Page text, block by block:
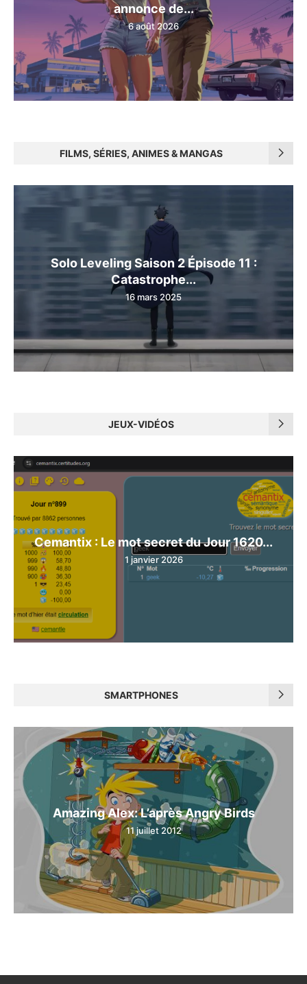
annonce de...
6 août 2026
FILMS, SÉRIES, ANIMES & MANGAS
Solo Leveling Saison 2 Épisode 11 :
Catastrophe...
16 mars 2025
JEUX-VIDÉOS
Cemantix : Le mot secret du Jour 1620...
1 janvier 2026
SMARTPHONES
Amazing Alex: L’après Angry Birds
11 juillet 2012